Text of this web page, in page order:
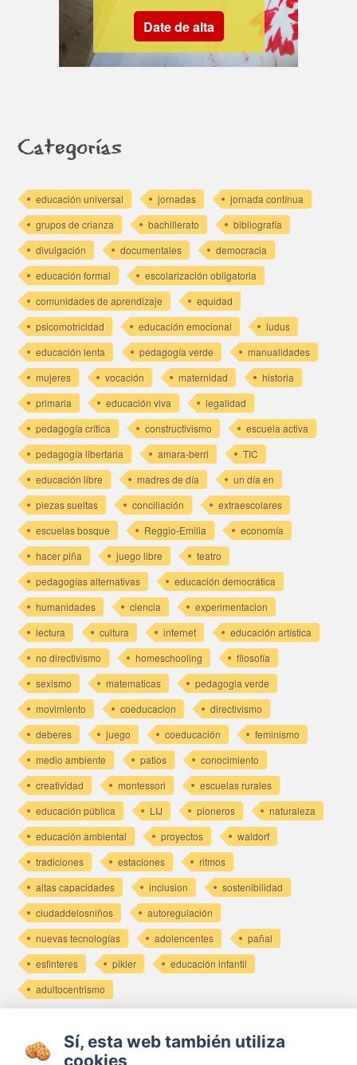
Date de alta
Categorías
educación universal jornadas
jornada contínua
grupos de crianza
bachillerato
bibliografía
divulgación
documentales
democracia
educación formal
escolarización obligatoria
comunidades de aprendizaje
equidad
psicomotricidad
educación emocional
ludus
educación lenta
pedagogía verde
manualidades
mujeres
vocación maternidad
historia
primaria
educación viva
legalidad
pedagogía crítica
constructivismo
escuela activa
pedagogía libertaria
amara-berri
TIC
educación libre
madres de día
un día en
piezas sueltas
conciliación
extraescolares
escuelas bosque
Reggio-Emilia
economía
hacer piña
juego libre
teatro
pedagogías alternativas
educación democrática
humanidades
ciencia
experimentacion
lectura
cultura internet
educación artística
no directivismo
homeschooling
filosofía
sexismo
matematicas
pedagogia verde
movimiento
coeducacion
directivismo
deberes
juego coeducación
feminismo
medio ambiente
patios
conocimiento
creatividad
montessori
escuelas rurales
educación pública
LIJ pioneros
naturaleza
educación ambiental
proyectos
waldorf
tradiciones
estaciones
ritmos
altas capacidades
inclusion
sostenibilidad
ciudaddelosniños
autoregulación
nuevas tecnologías
adolencentes
pañal
esfinteres
pikler
educación infantil
adultocentrismo
Últimos posts
Sí, esta web también utiliza
cookies